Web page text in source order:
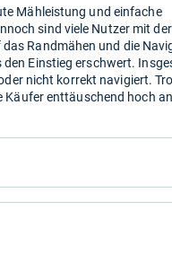
Mähleistung und einfache
sind viele Nutzer mit der
Randmähen und die
Einstieg erschwert.
nicht korrekt navigiert.
Käufer enttäuschend hoch